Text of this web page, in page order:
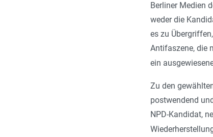
Berliner Medien
weder die
es zu
Antifaszene, die
ein
Zu den
postwendend
NPD-Kandidat,